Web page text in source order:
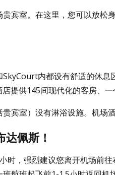
宾室。在这里，您可以放松
内都设有舒适的休
提供145间现代化的客房、一
宾室）没有淋浴设施。机场
佩斯！
时，强烈建议您离开机场前